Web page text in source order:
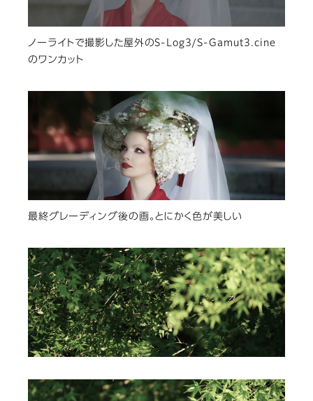
ノーライトで撮影した屋外のS-Log3/S-Gamut3.cine
のワンカット
最終グレーディング後の画。とにかく色が美しい